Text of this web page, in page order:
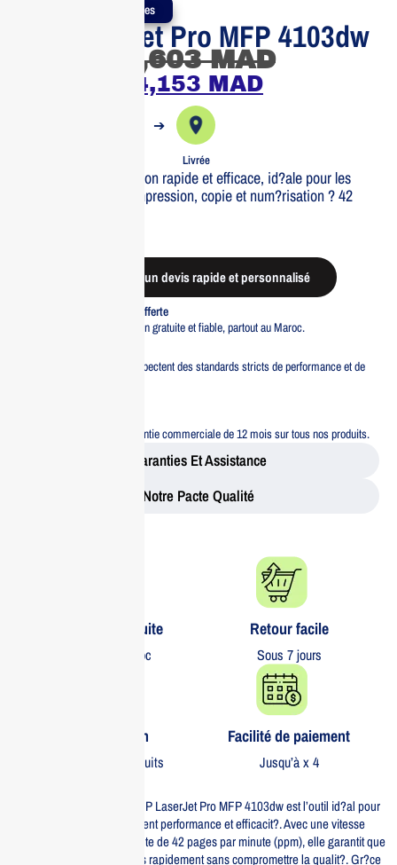
Produits Authentiques
HP LaserJet Pro MFP 4103dw
5,603MAD
4,153 MAD
➔
Livrée
Imprimante multifonction rapide et efficace, id?ale pour les
bureaux modernes. Impression, copie et num?risation ? 42
Demander un devis rapide et personnalisé
Livraison standard offerte
Profitez d’une livraison gratuite et fiable, partout au Maroc.
Tous nos produits respectent des standards stricts de performance et de
Bénéficiez d’une garantie commerciale de 12 mois sur tous nos produits.
Garanties Et Assistance
Notre Pacte Qualité
Livraison gratuite​
partout au Maroc
Retour facile​
Sous 7 jours
Garantie 1 an
Sur tous nos produits
Facilité de paiement
Jusqu’à x 4
L’imprimante multifonction HP LaserJet Pro MFP 4103dw est l’outil id?al pour
les entreprises qui recherchent performance et efficacit?. Avec une vitesse
d’impression impressionnante de 42 pages par minute (ppm), elle garantit que
vos documents sont produits rapidement sans compromettre la qualit?. Gr?ce